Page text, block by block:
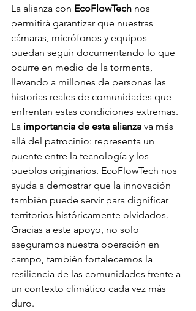
La alianza con EcoFlowTech nos
permitirá garantizar que nuestras
cámaras, micrófonos y equipos
puedan seguir documentando lo que
ocurre en medio de la tormenta,
llevando a millones de personas las
historias reales de comunidades que
enfrentan estas condiciones extremas.
La importancia de esta alianza va más
allá del patrocinio: representa un
puente entre la tecnología y los
pueblos originarios. EcoFlowTech nos
ayuda a demostrar que la innovación
también puede servir para dignificar
territorios históricamente olvidados.
Gracias a este apoyo, no solo
aseguramos nuestra operación en
campo, también fortalecemos la
resiliencia de las comunidades frente a
un contexto climático cada vez más
duro.